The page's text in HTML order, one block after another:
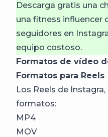
Descarga gratis una
una fitness influencer
seguidores en
equipo costoso.
Formatos de vídeo
Formatos para Reels
Los Reels de
formatos:
MP4
MOV